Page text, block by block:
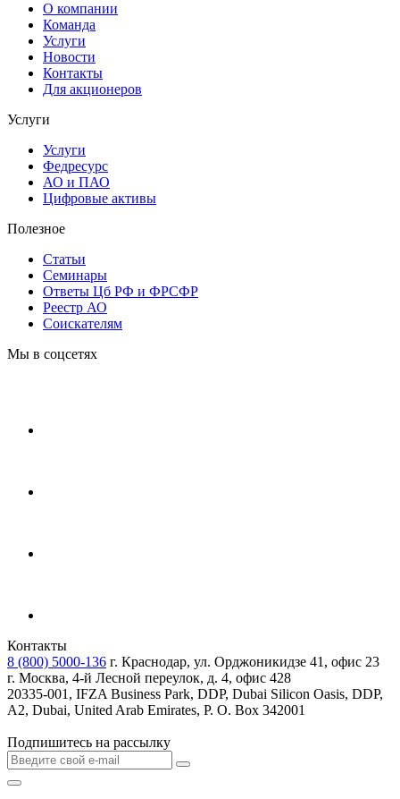
О компании
Команда
Услуги
Новости
Контакты
Для акционеров
Услуги
Услуги
Федресурс
АО и ПАО
Цифровые активы
Полезное
Статьи
Cеминары
Ответы Цб РФ и ФРСФР
Реестр АО
Соискателям
Мы в соцсетях
Контакты
8 (800) 5000-136 г. Краснодар, ул. Орджоникидзе 41, офис 23
г. Москва, 4-й Лесной переулок, д. 4, офис 428
20335-001, IFZA Business Park, DDP, Dubai Silicon Oasis, DDP,
A2, Dubai, United Arab Emirates, P. O. Box 342001
Подпишитесь на рассылку